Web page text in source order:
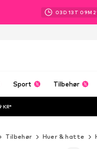
03D 13 T 09M
Sport Tilbehør
KR*
Tilbehør Huer & hatte